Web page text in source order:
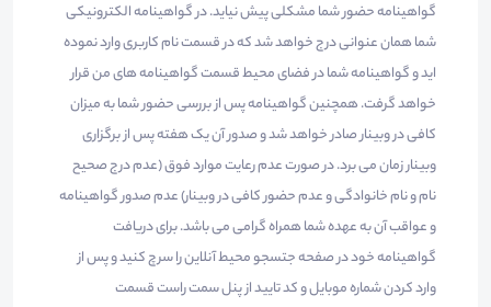
گواهینامه حضور شما مشکلی پیش نیاید. در گواهینامه الکترونیکی
شما همان عنوانی درج خواهد شد که در قسمت نام کاربری وارد نموده
اید و گواهینامه شما در فضای محیط قسمت گواهینامه های من قرار
خواهد گرفت. همچنین گواهینامه پس از بررسی حضور شما به میزان
کافی در وبینار صادر خواهد شد و صدور آن یک هفته پس از برگزاری
وبینار زمان می برد. در صورت عدم رعایت موارد فوق (عدم درج صحیح
نام و نام خانوادگی و عدم حضور کافی در وبینار) عدم صدور گواهینامه
و عواقب آن به عهده شما همراه گرامی می باشد. برای دریافت
گواهینامه خود در صفحه جتسجو محیط آنلاین را سرچ کنید و پس از
وارد کردن شماره موبایل و کد تایید از پنل سمت راست قسمت